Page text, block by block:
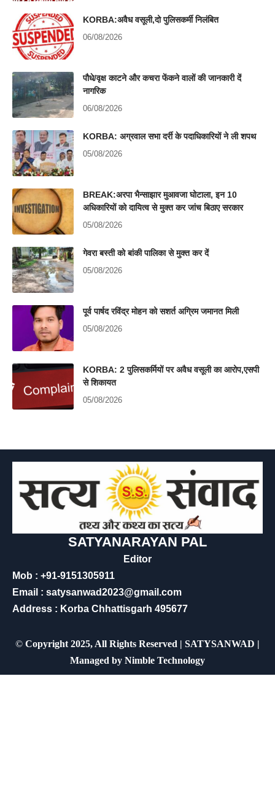
KORBA:अवैध वसूली,दो पुलिसकर्मी निलंबित
06/08/2026
पौधे/वृक्ष काटने और कचरा फेंकने वालों की जानकारी दें
नागरिक
06/08/2026
KORBA: अग्रवाल सभा दर्री के पदाधिकारियों ने ली शपथ
05/08/2026
BREAK:अरपा भैन्साझार मुआवजा घोटाला, इन 10
अधिकारियों को दायित्व से मुक्त कर जांच बिठाए सरकार
05/08/2026
गेवरा बस्ती को बांकी पालिका से मुक्त कर दें
05/08/2026
पूर्व पार्षद रविंद्र मोहन को सशर्त अग्रिम जमानत मिली
05/08/2026
KORBA: 2 पुलिसकर्मियों पर अवैध वसूली का आरोप,एसपी
से शिकायत
05/08/2026
SATYANARAYAN PAL
Editor
Mob : +91-9151305911
Email : satysanwad2023@gmail.com
Address : Korba Chhattisgarh 495677
© Copyright 2025, All Rights Reserved | SATYSANWAD |
Managed by Nimble Technology